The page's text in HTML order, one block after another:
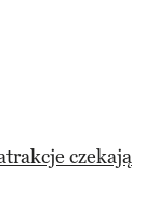
czekają